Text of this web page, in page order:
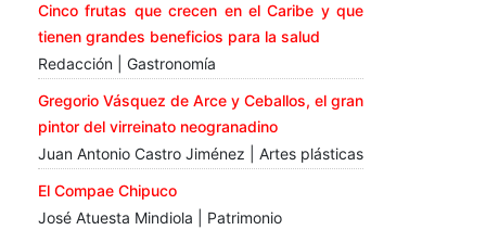
Cinco frutas que crecen en el Caribe y que
tienen grandes beneficios para la salud
Redacción | Gastronomía
Gregorio Vásquez de Arce y Ceballos, el gran
pintor del virreinato neogranadino
Juan Antonio Castro Jiménez | Artes plásticas
El Compae Chipuco
José Atuesta Mindiola | Patrimonio